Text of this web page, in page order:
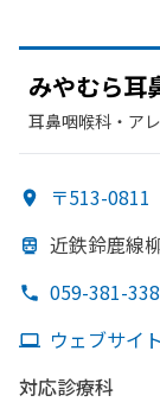
みやむら耳
耳鼻咽喉科・​ア
〒513-0811
近鉄鈴鹿線
059-381-
ウェブサイト
対応診療科